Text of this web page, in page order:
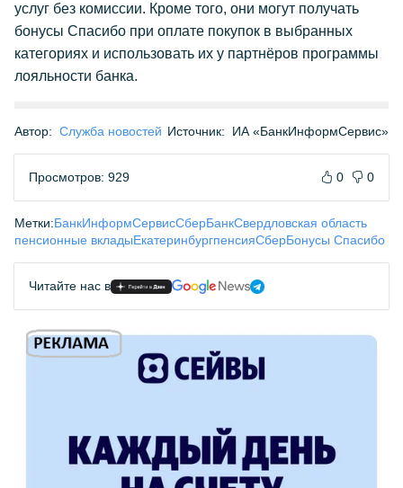
услуг без комиссии. Кроме того, они могут получать
бонусы Спасибо при оплате покупок в выбранных
категориях и использовать их у партнёров программы
лояльности банка.
Автор: Служба новостей Источник: ИА «БанкИнформСервис»
Просмотров: 929 0 0
Метки:БанкИнформСервисСберБанкСвердловская область
пенсионные вкладыЕкатеринбургпенсияСберБонусы Спасибо
Читайте нас в